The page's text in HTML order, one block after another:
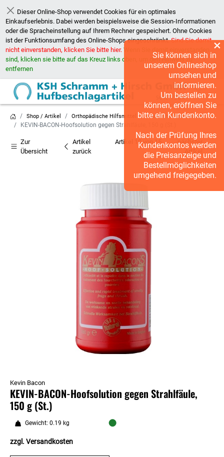
Schließen
Dieser Online-Shop verwendet Cookies für ein optimales
Einkaufserlebnis. Dabei werden beispielsweise die Session-Informationen
oder die Spracheinstellung auf Ihrem Rechner gespeichert. Ohne Cookies
ist der Funktionsumfang des Online-Shops eingeschränkt.Sind Sie damit
nicht einverstanden, klicken Sie bitte hier. Wenn Sie damit einverstanden
sind, klicken sie bitte auf das Kreuz links oben, um den Hinweis zu
entfernen
Shop / Artikel Orthopädische Hilfsmittel Hanf/Kitt/Desinfektion
KEVIN-BACON-Hoofsolution gegen Strahlfäule, 150 g (St.)
Zur
Übersicht
Artikel
zurück
Artikel 10 von 15
nächster
Artikel
Kevin Bacon
KEVIN-BACON-Hoofsolution gegen Strahlfäule,
150 g (St.)
Gewicht: 0.19 kg ●
zzgl. Versandkosten
×
Sie können sich in
unserem Onlineshop
umsehen und
informieren.
Um bestellen zu
können, eröffnen Sie
bitte ein Kundenkonto.
Nach der Prüfung Ihres
Kundenkontos werden
die Preisanzeige und
Bestellmöglichkeiten
umgehend freigegeben.